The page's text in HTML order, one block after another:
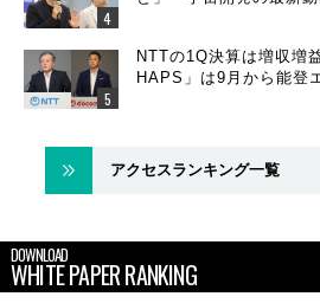
NTTの1Q決算は増収
HAPS」は9月から能登
アクセスランキング一覧
DOWNLOAD
WHITE PAPER RANKING